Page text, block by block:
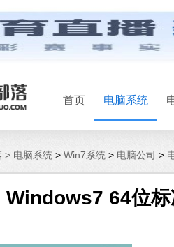
首页 电脑系统
> 电脑系统 > Win7系统 > 电脑公司 >
Windows7 64位